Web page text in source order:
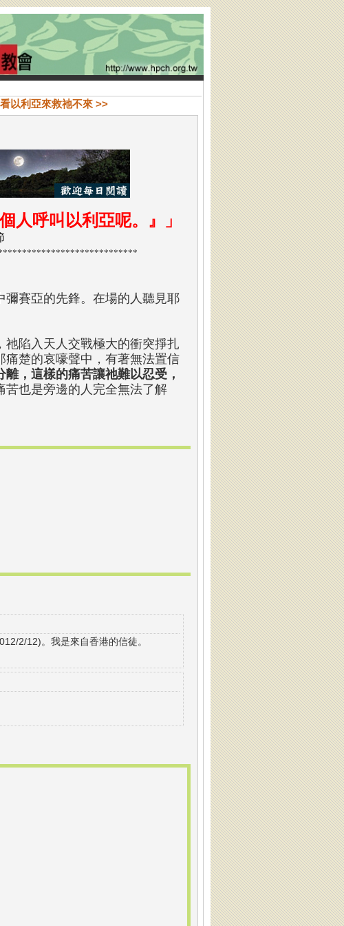
以利亞來救祂不來 >>
人呼叫以利亞呢。』 」
彌賽亞的先鋒。在場的人聽見耶
陷入天人交戰極大的衝突掙扎
楚的哀嚎聲中，有著無法置信
，這樣的痛苦讓祂難以忍受，
苦也是旁邊的人完全無法了解
2/12)。我是來自香港的信徒。